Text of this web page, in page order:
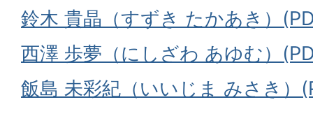
鈴木 貴晶（すずき たかあき）
西澤 歩夢（にしざわ あゆむ）
飯島 未彩紀（いいじま みさき）